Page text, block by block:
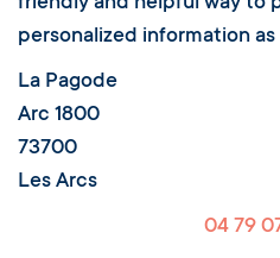
personalized information as
La Pagode
Arc 1800
73700
Les Arcs
04 79